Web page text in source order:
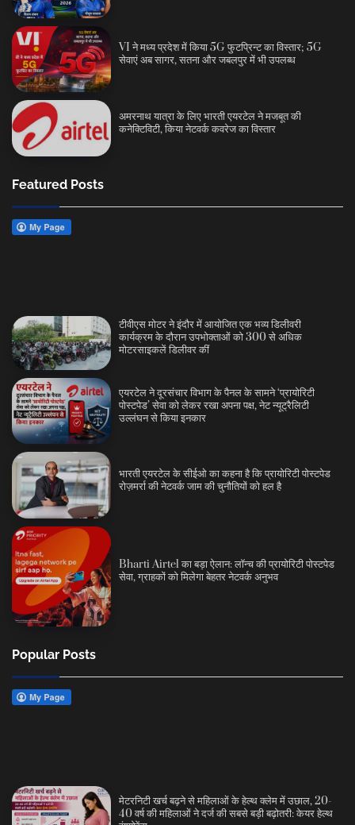
VI ने मध्य प्रदेश में किया 5G फुटप्रिन्ट का विस्तार; 5G
सेवाएं अब सागर, सतना और जबलपुर में भी उपलब्ध
अमरनाथ यात्रा के लिए भारती एयरटेल ने मजबूत की
कनेक्टिविटी, किया नेटवर्क कवरेज का विस्तार
Featured Posts
टीवीएस मोटर ने इंदौर में आयोजित एक भव्य डिलीवरी
कार्यक्रम के दौरान उपभोक्ताओं को 300 से अधिक
मोटरसाइकलें डिलीवर कीं
एयरटेल ने दूरसंचार विभाग के पैनल के सामने ‘प्रायोरिटी
पोस्टपेड’ सेवा को लेकर रखा अपना पक्ष, नेट न्यूट्रैलिटी
उल्लंघन से किया इनकार
भारती एयरटेल के सीईओ का कहना है कि प्रायोरिटी पोस्टपेड
रोज़मर्रा की नेटवर्क जाम की चुनौतियों को हल है
Bharti Airtel का बड़ा ऐलान: लॉन्च की प्रायोरिटी पोस्टपेड
सेवा, ग्राहकों को मिलेगा बेहतर नेटवर्क अनुभव
Popular Posts
मेटरनिटी खर्च बढ़ने से महिलाओं के हेल्थ क्लेम में उछाल, 20-
40 वर्ष की महिलाओं ने दर्ज की सबसे बड़ी बढ़ोतरी: केयर हेल्थ